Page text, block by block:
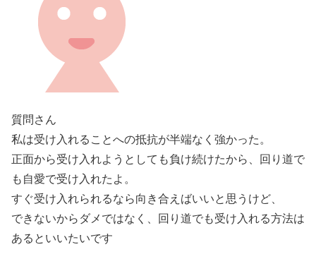
質問さん
私は受け入れることへの抵抗が半端なく強かった。
正面から受け入れようとしても負け続けたから、回り道で
も自愛で受け入れたよ。
すぐ受け入れられるなら向き合えばいいと思うけど、
できないからダメではなく、回り道でも受け入れる方法は
あるといいたいです